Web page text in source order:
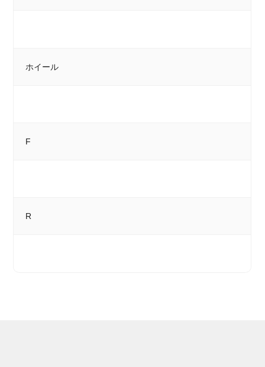
ホイール
F
R